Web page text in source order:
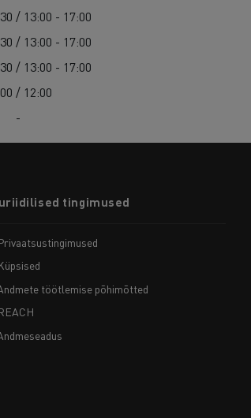
/ 13:00 - 17:00
/ 13:00 - 17:00
/ 13:00 - 17:00
/ 12:00
-
tingimused
töötlemise põhimõtted